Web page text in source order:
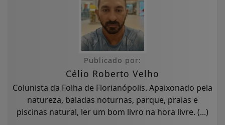
Publicado por:
Célio Roberto Velho
Colunista da Folha de Florianópolis. Apaixonado pela
natureza, baladas noturnas, parque, praias e
piscinas natural, ler um bom livro na hora livre. (...)